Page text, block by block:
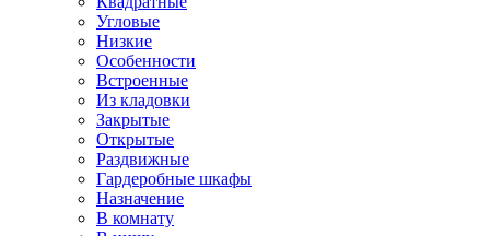
Угловые
Низкие
Особенности
Встроенные
Из кладовки
Закрытые
Открытые
Раздвижные
Гардеробные шкафы
Назначение
В комнату